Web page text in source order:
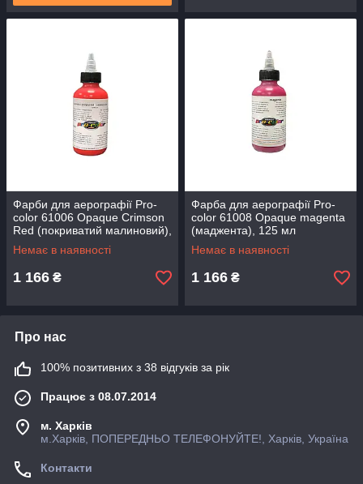
Фарби для аерографії Pro-
color 61006 Opaque Crimson
Red (покриватий малиновий),
125 мл
Немає в наявності
1 166 ₴
Фарба для аерографії Pro-
color 61008 Opaque magenta
(маджента), 125 мл
Немає в наявності
1 166 ₴
Про нас
100% позитивних з 38 відгуків за рік
Працює з 08.07.2014
м. Харків
м.Харків, ПОПЕРЕДНЬО ТЕЛЕФОНУЙТЕ!, Харків, Україна
Контакти